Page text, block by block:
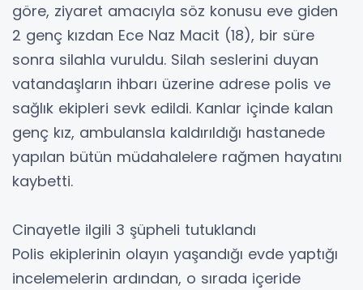
göre, ziyaret amacıyla söz konusu eve giden
2 genç kızdan Ece Naz Macit (18), bir süre
sonra silahla vuruldu. Silah seslerini duyan
vatandaşların ihbarı üzerine adrese polis ve
sağlık ekipleri sevk edildi. Kanlar içinde kalan
genç kız, ambulansla kaldırıldığı hastanede
yapılan bütün müdahalelere rağmen hayatını
kaybetti.
Cinayetle ilgili 3 şüpheli tutuklandı
Polis ekiplerinin olayın yaşandığı evde yaptığı
incelemelerin ardından, o sırada içeride